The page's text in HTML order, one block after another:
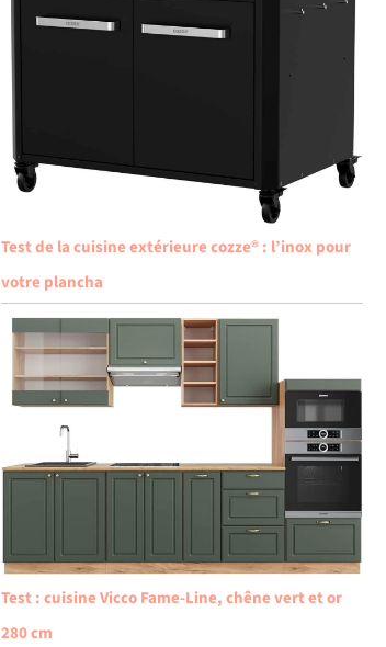
Test de la cuisine extérieure cozze® : l’inox pour
votre plancha
Test : cuisine Vicco Fame-Line, chêne vert et or
280 cm